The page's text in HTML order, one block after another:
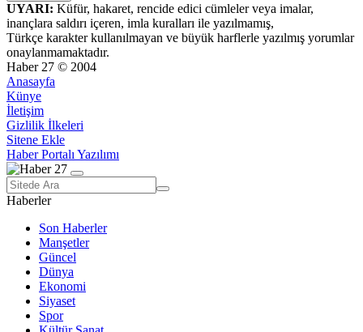
UYARI: Küfür, hakaret, rencide edici cümleler veya imalar,
inançlara saldırı içeren, imla kuralları ile yazılmamış,
Türkçe karakter kullanılmayan ve büyük harflerle yazılmış yorumlar
onaylanmamaktadır.
Haber 27 © 2004
Anasayfa
Künye
İletişim
Gizlilik İlkeleri
Sitene Ekle
Haber Portalı Yazılımı
Haberler
Son Haberler
Manşetler
Güncel
Dünya
Ekonomi
Siyaset
Spor